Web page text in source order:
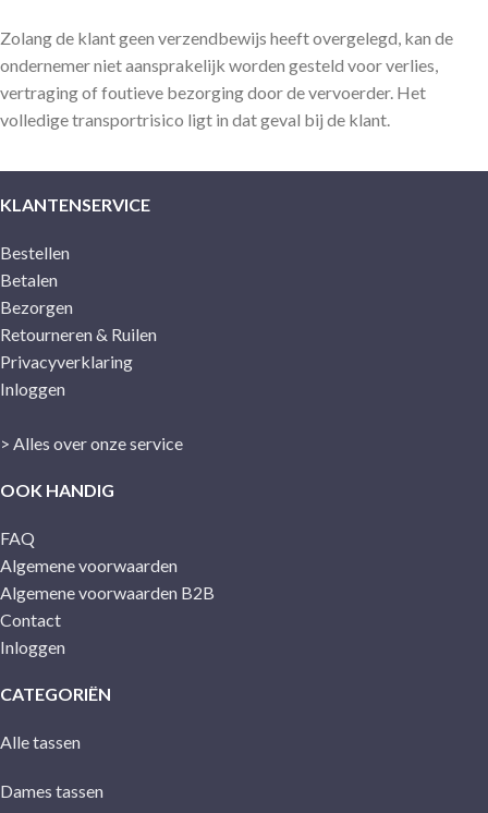
Zolang de klant geen verzendbewijs heeft overgelegd, kan de
ondernemer niet aansprakelijk worden gesteld voor verlies,
vertraging of foutieve bezorging door de vervoerder. Het
volledige transport­risico ligt in dat geval bij de klant.
KLANTENSERVICE
Bestellen
Betalen
Bezorgen
Retourneren & Ruilen
Privacyverklaring
Inloggen
> Alles over onze service
OOK HANDIG
FAQ
Algemene voorwaarden
Algemene voorwaarden B2B
Contact
Inloggen
CATEGORIËN
Alle tassen
Dames tassen